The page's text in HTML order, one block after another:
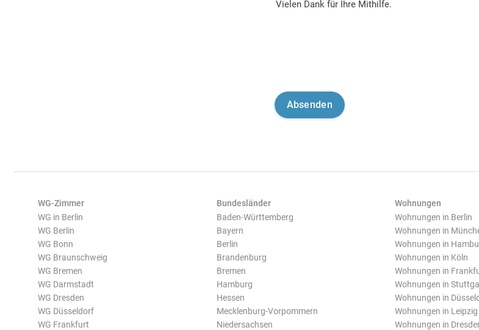
Vielen Dank für Ihre Mithilfe.
WG-Zimmer
WG in Berlin
WG Berlin
WG Bonn
WG Braunschweig
WG Bremen
WG Darmstadt
WG Dresden
WG Düsseldorf
WG Frankfurt
Bundesländer
Baden-Württemberg
Bayern
Berlin
Brandenburg
Bremen
Hamburg
Hessen
Mecklenburg-Vorpommern
Niedersachsen
Wohnungen
Wohnungen in Berlin
Wohnungen in
Wohnungen in
Wohnungen in Köln
Wohnungen in
Wohnungen in
Wohnungen in
Wohnungen in Leipzig
Wohnungen in